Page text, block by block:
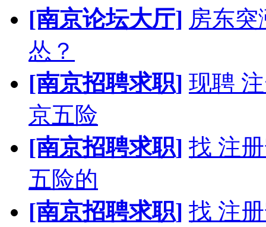
[南京论坛大厅] 房东
怂？
[南京招聘求职] 现聘
京五险
[南京招聘求职] 找 注
五险的
[南京招聘求职] 找 注